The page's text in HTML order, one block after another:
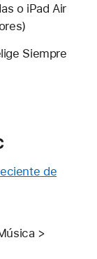
o iPad Air
Siempre
de
>